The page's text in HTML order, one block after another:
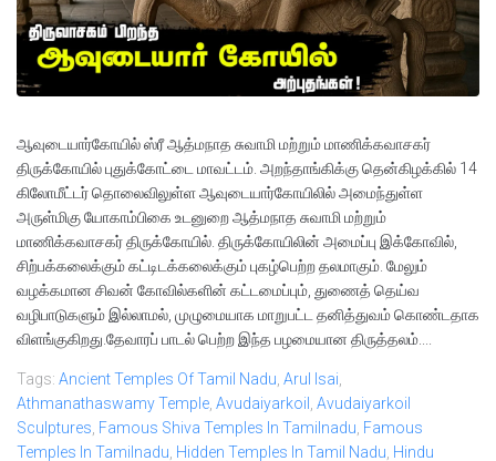
ஆவுடையார்கோயில் ஸ்ரீ ஆத்மநாத சுவாமி மற்றும் மாணிக்கவாசகர்
திருக்கோயில் புதுக்கோட்டை மாவட்டம். அறந்தாங்கிக்கு தென்கிழக்கில் 14
கிலோமீட்டர் தொலைவிலுள்ள ஆவுடையார்கோயிலில் அமைந்துள்ள
அருள்மிகு யோகாம்பிகை உடனுறை ஆத்மநாத சுவாமி மற்றும்
மாணிக்கவாசகர் திருக்கோயில். திருக்கோயிலின் அமைப்பு இக்கோவில்,
சிற்பக்கலைக்கும் கட்டிடக்கலைக்கும் புகழ்பெற்ற தலமாகும். மேலும்
வழக்கமான சிவன் கோவில்களின் கட்டமைப்பும், துணைத் தெய்வ
வழிபாடுகளும் இல்லாமல், முழுமையாக மாறுபட்ட தனித்துவம் கொண்டதாக
விளங்குகிறது.தேவாரப் பாடல் பெற்ற இந்த பழமையான திருத்தலம்....
Tags: Ancient Temples Of Tamil Nadu, Arul Isai,
Athmanathaswamy Temple, Avudaiyarkoil , Avudaiyarkoil
Sculptures, Famous Shiva Temples In Tamilnadu, Famous
Temples In Tamilnadu, Hidden Temples In Tamil Nadu, Hindu